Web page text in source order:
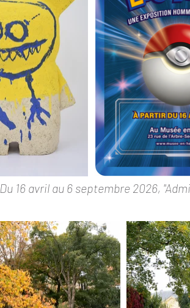
Du 16 avril au 6 septembre 2026,